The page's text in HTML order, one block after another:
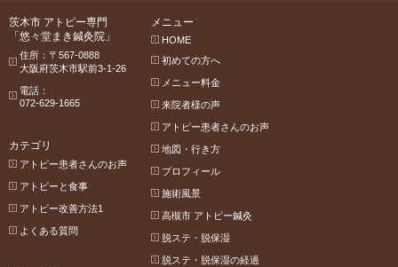
茨木市 アトピー専門
「悠々堂まき鍼灸院」
住所：〒567-0888
大阪府茨木市駅前3-1-26
電話：
072-629-1665
メニュー
HOME
初めての方へ
メニュー料金
来院者様の声
アトピー患者さんのお声
地図・行き方
プロフィール
施術風景
高槻市 アトピー鍼灸
脱ステ・脱保湿
脱ステ・脱保湿の経過
カテゴリ
アトピー患者さんのお声
アトピーと食事
アトピー改善方法1
よくある質問